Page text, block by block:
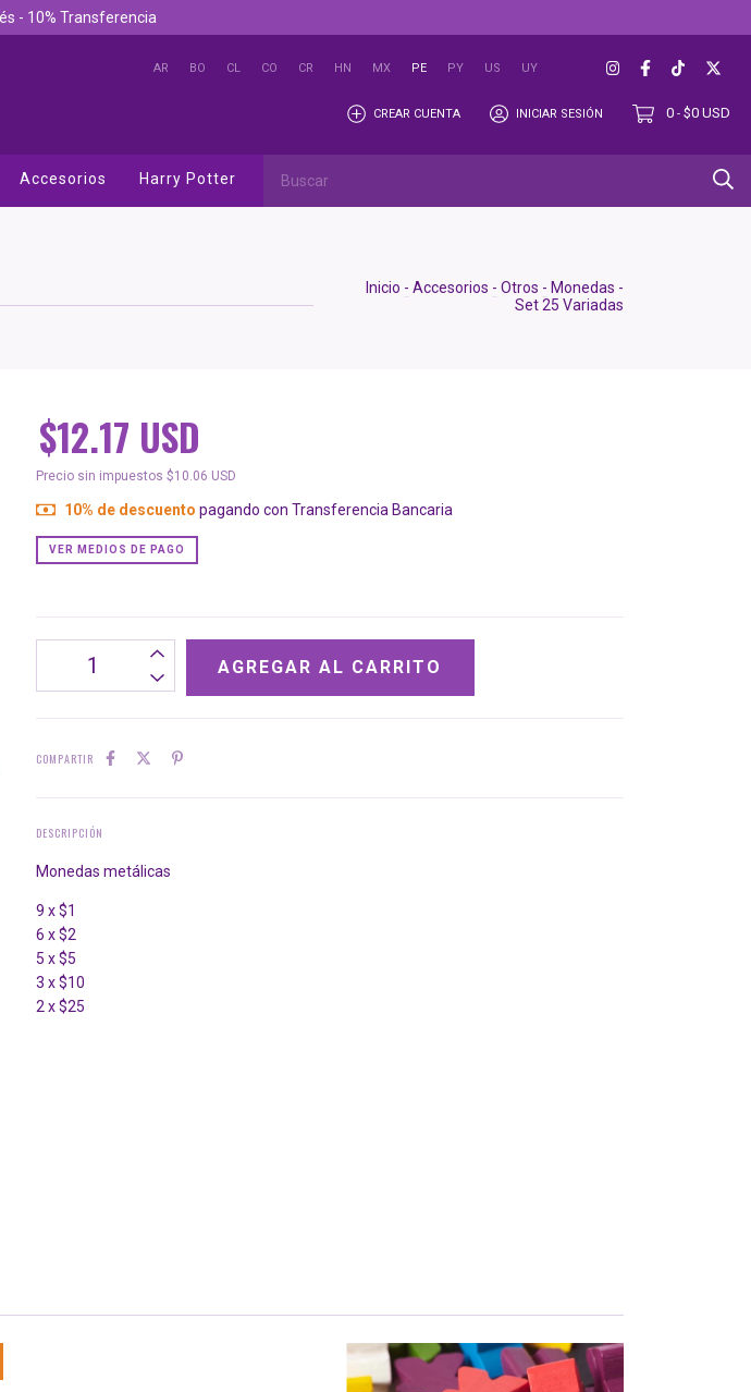
- 10% Transferencia
AR BO CL CO CR HN MX PE PY US UY
CREAR CUENTA INICIAR SESIÓN 0 - $0 USD
Accesorios Harry Potter
Inicio - Accesorios - Otros - Monedas -
Set 25 Variadas
$12.17 USD
Precio sin impuestos $10.06 USD
10% de descuento pagando con Transferencia Bancaria
VER MEDIOS DE PAGO
COMPARTIR
DESCRIPCIÓN
Monedas metálicas
9 x $1
6 x $2
5 x $5
3 x $10
2 x $25